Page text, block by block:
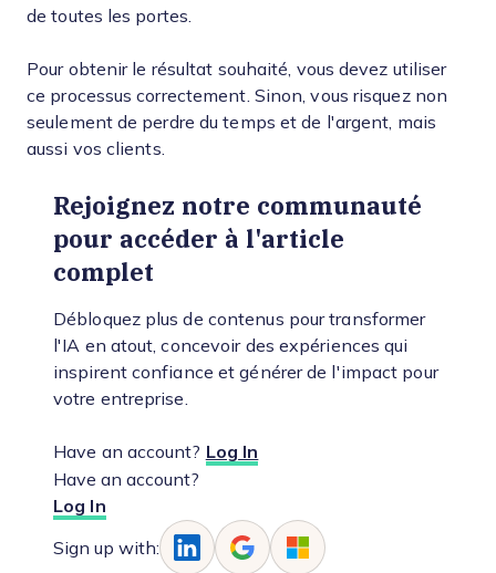
de toutes les portes.
Pour obtenir le résultat souhaité, vous devez utiliser
ce processus correctement. Sinon, vous risquez non
seulement de perdre du temps et de l'argent, mais
aussi vos clients.
Rejoignez notre communauté
pour accéder à l'article
complet
Débloquez plus de contenus pour transformer
l'IA en atout, concevoir des expériences qui
inspirent confiance et générer de l'impact pour
votre entreprise.
Have an account? Log In
Have an account?
Log In
Sign up with: